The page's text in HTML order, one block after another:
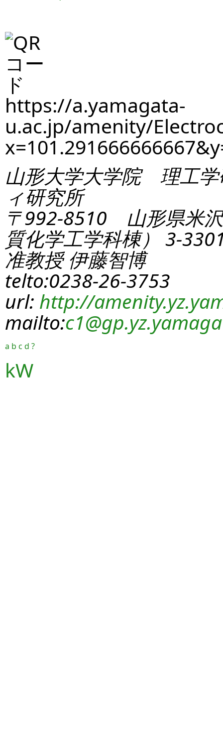
https://a.yamagata-
u.ac.jp/amenity/
山形大学大学院 理工学
ィ研究所
〒992-8510 山形県米
質化学工学科棟） 3-
准教授 伊藤智博
telto:0238-26-3753
url: http://
mailto:c1
a b c d ?
kW